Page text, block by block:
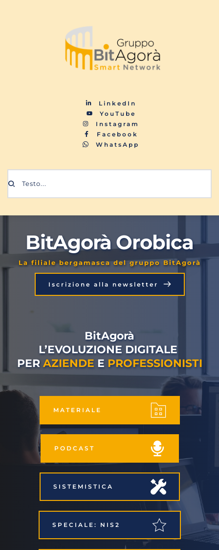
LinkedIn
YouTube
Instagram
Facebook
WhatsApp
Testo...
BitAgorà Orobica
La filiale bergamasca del gruppo BitAgorà
Iscrizione alla newsletter
BitAgorà
L’EVOLUZIONE DIGITALE
PER AZIENDE E PROFESSIONISTI
MATERIALE
PODCAST
SISTEMISTICA
SPECIALE: NIS2